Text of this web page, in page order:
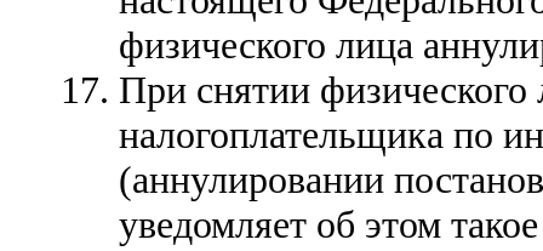
физического лица
При снятии физического
налогоплательщика по
(аннулировании
уведомляет об этом